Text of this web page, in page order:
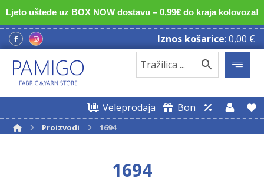
Ljeto uštede uz BOX NOW dostavu – 0,99€ do kraja kolovoza!
Iznos košarice: 0,00 €
Veleprodaja Bon
Proizvodi 1694
1694